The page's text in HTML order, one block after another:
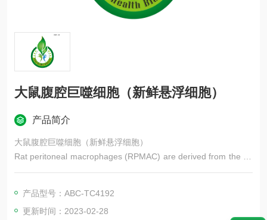
大鼠腹腔巨噬细胞（新鲜悬浮细胞）
产品简介
大鼠腹腔巨噬细胞（新鲜悬浮细胞）
Rat peritoneal macrophages (RPMAC) are derived from the pe
ritoneal cavity of Sprague–Dawley rats.
产品型号：ABC-TC4192
更新时间：2023-02-28